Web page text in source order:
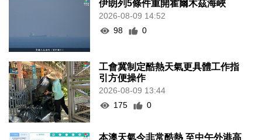
伊朗列5條件重開霍爾木茲海峽
2026-08-09 14:52
98
0
工會冀制定酷熱天氣更具體工作指
引方便操作
2026-08-09 13:44
175
0
本澳天氣今非常酷熱 至中午外港高